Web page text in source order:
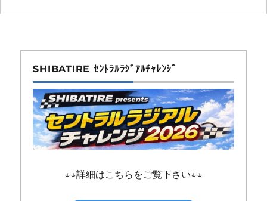
SHIBATIRE ｾﾝﾄﾗﾙﾗｼﾞｱﾙﾁｬﾚﾝｼﾞ
↓↓詳細はこちらをご覧下さい↓↓